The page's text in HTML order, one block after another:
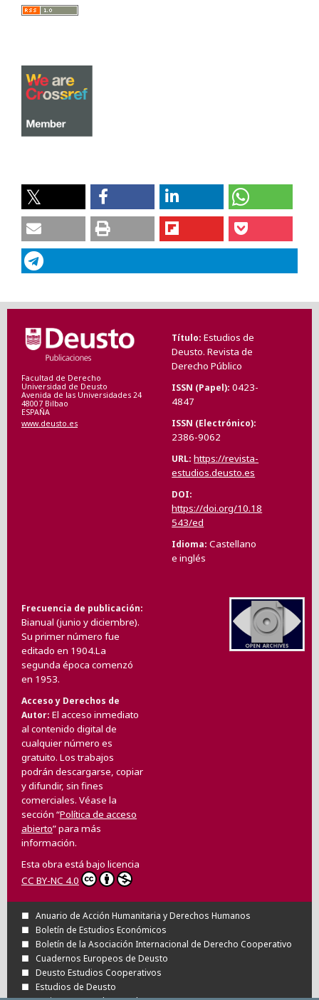
Facultad de Derecho
Universidad de Deusto
Avenida de las Universidades 24
48007 Bilbao
ESPAÑA
www.deusto.es
Título Estudios de
Deusto. Revista de
Derecho Público
ISSN (Papel) 0423-
4847
ISSN (Electrónico)
2386-9062
URL https://revista-
estudios.deusto.es
DOI
https://doi.org/10.18
543/ed
Idioma Castellano
e inglés
Frecuencia de publicación
Bianual (junio y diciembre).
Su primer número fue
editado en 1904.La
segunda época comenzó
en 1953.
Acceso y Derechos de
Autor El acceso inmediato
al contenido digital de
cualquier número es
gratuito. Los trabajos
podrán descargarse, copiar
y difundir, sin fines
comerciales. Véase la
sección “Política de acceso
abierto” para más
información.
Esta obra está bajo licencia
CC BY-NC 4.0
Anuario de Acción Humanitaria y Derechos Humanos
Boletín de Estudios Económicos
Boletín de la Asociación Internacional de Derecho Cooperativo
Cuadernos Europeos de Deusto
Deusto Estudios Cooperativos
Estudios de Deusto